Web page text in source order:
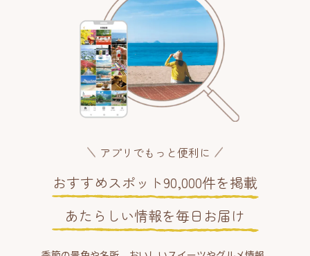
アプリでもっと便利に
おすすめスポット90,000件を掲載
あたらしい情報を毎日お届け